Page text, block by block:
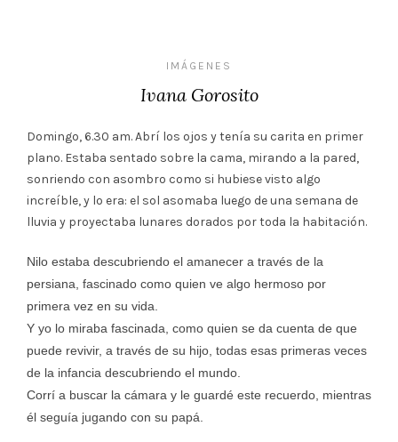
IMÁGENES
Ivana Gorosito
Domingo, 6.30 am. Abrí los ojos y tenía su carita en primer
plano. Estaba sentado sobre la cama, mirando a la pared,
sonriendo con asombro como si hubiese visto algo
increíble, y lo era: el sol asomaba luego de una semana de
lluvia y proyectaba lunares dorados por toda la habitación.
Nilo estaba descubriendo el amanecer a través de la
persiana, fascinado como quien ve algo hermoso por
primera vez en su vida.
Y yo lo miraba fascinada, como quien se da cuenta de que
puede revivir, a través de su hijo, todas esas primeras veces
de la infancia descubriendo el mundo.
Corrí a buscar la cámara y le guardé este recuerdo, mientras
él seguía jugando con su papá.